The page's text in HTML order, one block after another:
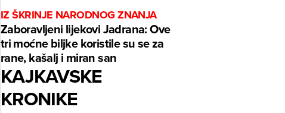
IZ ŠKRINJE NARODNOG ZNANJA
Zaboravljeni lijekovi Jadrana: Ove
tri moćne biljke koristile su se za
rane, kašalj i miran san
KAJKAVSKE
KRONIKE